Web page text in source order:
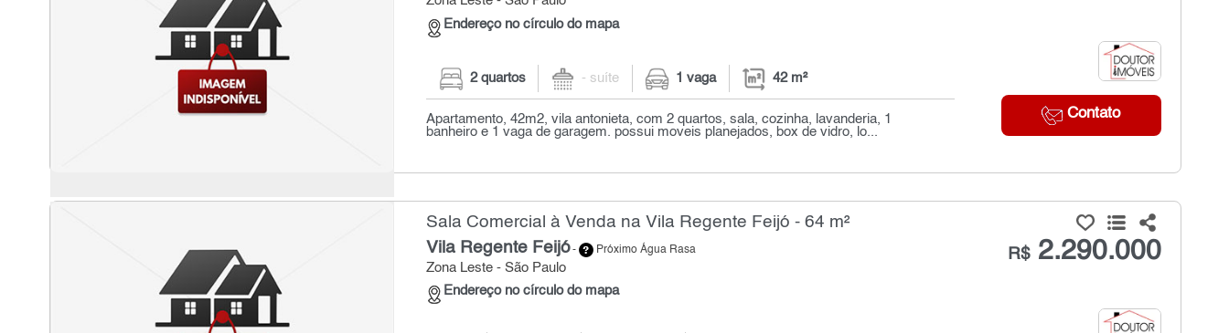
Endereço no círculo do mapa
Contato
2 quartos - suíte 1 vaga 42 m²
Apartamento, 42m2, vila antonieta, com 2 quartos, sala, cozinha, lavanderia, 1
banheiro e 1 vaga de garagem. possui moveis planejados, box de vidro, lo...
Sala Comercial à Venda na Vila Regente Feijó - 64 m²
Vila Regente Feijó- Próximo Água Rasa
Zona Leste - São Paulo
Endereço no círculo do mapa
R$2.290.000